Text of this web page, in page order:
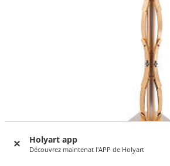
Holyart app
Découvrez maintenat l'APP de Holyart
-41%